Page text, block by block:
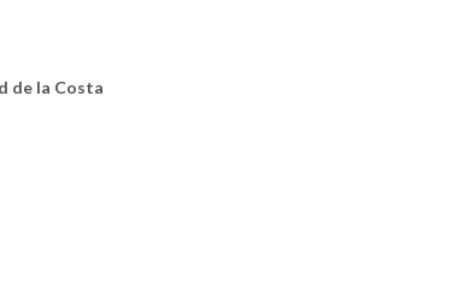
de la Costa